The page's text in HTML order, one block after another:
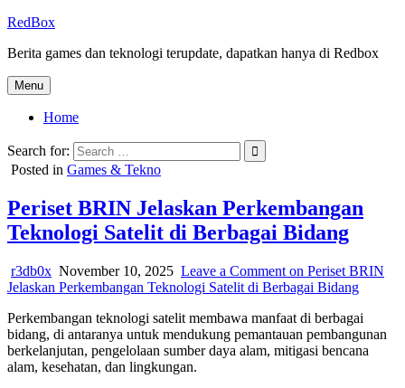
Skip
content
RedBox
Berita games dan teknologi terupdate, dapatkan hanya di Redbox
Menu
Home
Search for:
Posted in Games & Tekno
Periset BRIN Jelaskan Perkembangan
Teknologi Satelit di Berbagai Bidang
r3db0x November 10, 2025 Leave a Comment on Periset BRIN
Jelaskan Perkembangan Teknologi Satelit di Berbagai Bidang
Perkembangan teknologi satelit membawa manfaat di berbagai
bidang, di antaranya untuk mendukung pemantauan pembangunan
berkelanjutan, pengelolaan sumber daya alam, mitigasi bencana
alam, kesehatan, dan lingkungan.